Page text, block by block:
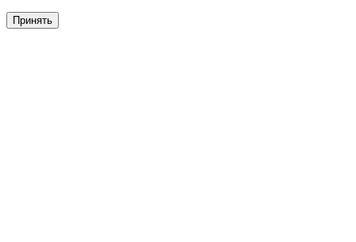
Принять